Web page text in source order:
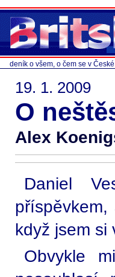
deník o všem, o čem se v
19. 1. 2009
O
Alex
Daniel
když jsem si
Obvykle